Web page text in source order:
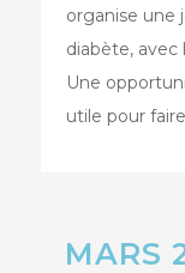
organise une
diabète, avec
Une
utile pour
MARS